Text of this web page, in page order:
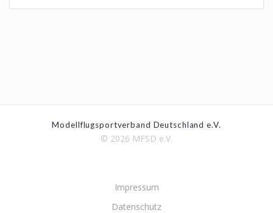
Modellflugsportverband Deutschland e.V.
© 2026 MFSD e.V.
Impressum
Datenschutz